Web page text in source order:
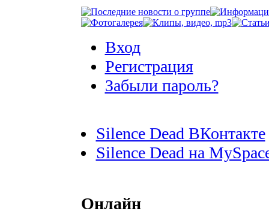
Вход
Регистрация
Забыли пароль?
Silence Dead ВКонтакте
Silence Dead на
Онлайн